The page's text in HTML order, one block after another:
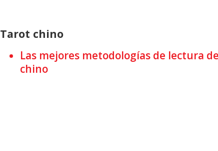
Tarot chino
Las mejores metodologías de lectura
chino